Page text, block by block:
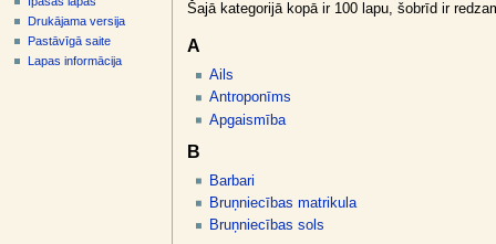
Šajā kategorijā kopā ir 100 lapu, šobrīd ir
A
Ails
Antroponīms
Apgaismība
B
Barbari
Bruņniecības matrikula
Bruņniecības sols
Drukājama versija
Pastāvīgā saite
Lapas informācija